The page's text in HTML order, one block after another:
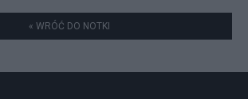
« WRÓĆ DO NOTKI